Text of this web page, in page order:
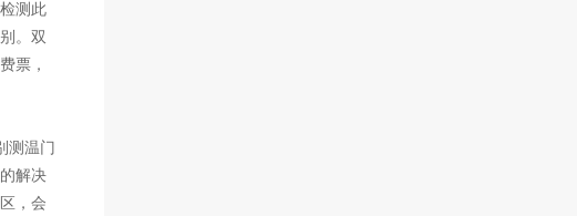
测此
。双
票，
测温门
解决
，会